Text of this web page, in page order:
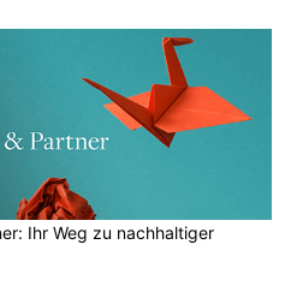
Ihr Weg zu nachhaltiger